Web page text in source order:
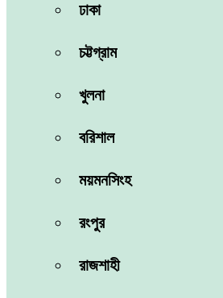
ঢাকা
চট্টগ্রাম
খুলনা
বরিশাল
ময়মনসিংহ
রংপুর
রাজশাহী